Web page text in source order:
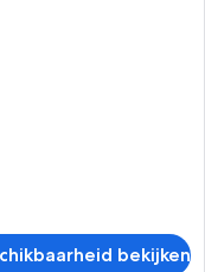
bekijken